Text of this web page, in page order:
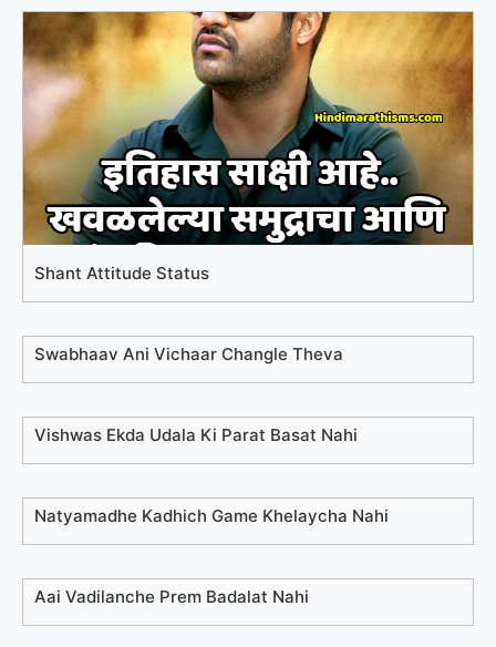
Shant Attitude Status
Swabhaav Ani Vichaar Changle Theva
Vishwas Ekda Udala Ki Parat Basat Nahi
Natyamadhe Kadhich Game Khelaycha Nahi
Aai Vadilanche Prem Badalat Nahi